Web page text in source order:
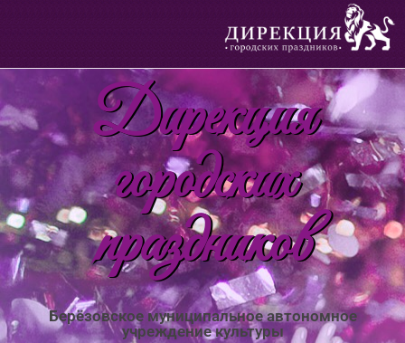
Дирекция
городских
праздников
Берёзовское муниципальное автономное
учреждение культуры